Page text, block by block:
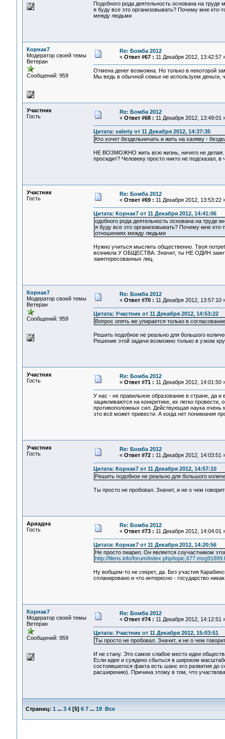
Подобного рода деятельность основана на
я буду все это организовывать? Почему мне кто-
между людьми
Корнак7
Модератор своей темы
Ветеран
Сообщений: 959
Re: Бомба 2012
« Ответ #67 : 11 Декабря 2012, 13:42:57
Отмена денег возможна. Но только в некоторой
Мы ведь в обычной семье не используем деньги,
Участник
Гость
Re: Бомба 2012
« Ответ #68 : 11 Декабря 2012, 13:49:01
Цитата: valeriy от 11 Декабря 2012, 14:37:35
Кто хочет бездельничать и жить на халяву -
НЕ ВОЗМОЖНО жить всю жизнь, ничего не делая.
просидит? Человеку просто никто не подсказал,
Участник
Гость
Re: Бомба 2012
« Ответ #69 : 11 Декабря 2012, 13:53:22
Цитата: Корнак7 от 11 Декабря 2012, 14:41:06
одобного рода деятельность основана на труде
я буду все это организовывать? Почему мне кто-
отношениях между людьми
Нужно учиться мыслить общественно. Твоя
возникла У ОБЩЕСТВА. Значит, ты НЕ ОДИН
заинтересованных лиц.
Корнак7
Модератор своей темы
Ветеран
Сообщений: 959
Re: Бомба 2012
« Ответ #70 : 11 Декабря 2012, 13:57:10
Цитата: Участник от 11 Декабря 2012, 14:53:22
Вопрос опять же упирается только в
Решить подобное не реально для большого
Решение этой задачи возможно только в узком
Участник
Гость
Re: Бомба 2012
« Ответ #71 : 11 Декабря 2012, 14:01:50
У нас - не правильное образование в стране, да
зацикливаются на конкретике, их легко
противоположных сил. Действующая наука очень
это всё может привести. А когда нет понимания
Участник
Гость
Re: Бомба 2012
« Ответ #72 : 11 Декабря 2012, 14:03:51
Цитата: Корнак7 от 11 Декабря 2012, 14:57:10
Решить подобное не реально для большого
Ты просто не пробовал. Значит, и не о чем
Ариадна
Гость
Re: Бомба 2012
« Ответ #73 : 11 Декабря 2012, 14:04:01
Цитата: Корнак7 от 11 Декабря 2012, 14:20:56
Не просто пиарил. Он является соучастником
http://filens.info/forum/index.php/
Ну вобщем-то не секрет, да. Без участия
спланировано и что интересно - государство
Корнак7
Модератор своей темы
Ветеран
Сообщений: 959
Re: Бомба 2012
« Ответ #74 : 11 Декабря 2012, 14:12:51
Цитата: Участник от 11 Декабря 2012, 15:03:51
Ты просто не пробовал. Значит, и не о чем
И не стану. Это самое слабое место идеи
Если идее и суждено сбыться в широком
состоявшегося факта есть шанс его развития до
расширению). Причина этому в том, что
Страниц: 1 ... 3 4[5] 6 7 ... 19 Все